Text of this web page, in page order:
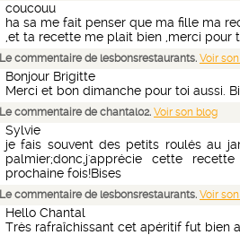
coucouu
ha sa me fait penser que ma fille ma
,et ta recette me plait bien ,merci pour
Le commentaire de lesbonsrestaurants. Voir
Bonjour Brigitte
Merci et bon dimanche pour toi aussi.
Le commentaire de chantal02. Voir son blog
Sylvie
je fais souvent des petits roulés au
palmier;donc,j'apprécie cette
prochaine fois!Bises
Le commentaire de lesbonsrestaurants. Voir
Hello Chantal
Très rafraîchissant cet apéritif fut bien